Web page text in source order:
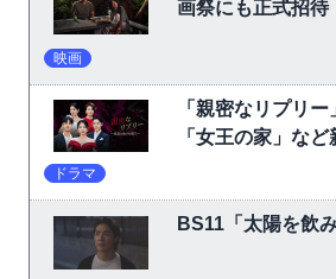
画祭にも正式招
映画
「親密なリプリ
「女王の家」な
ドラマ
BS11「太陽を飲